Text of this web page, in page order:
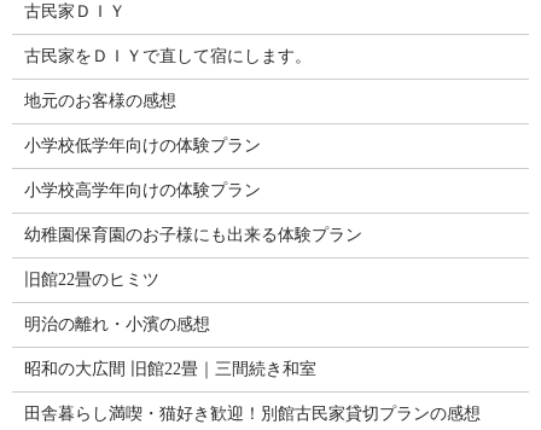
古民家ＤＩＹ
古民家をＤＩＹで直して宿にします。
地元のお客様の感想
小学校低学年向けの体験プラン
小学校高学年向けの体験プラン
幼稚園保育園のお子様にも出来る体験プラン
旧館22畳のヒミツ
明治の離れ・小濱の感想
昭和の大広間 旧館22畳｜三間続き和室
田舎暮らし満喫・猫好き歓迎！別館古民家貸切プランの感想